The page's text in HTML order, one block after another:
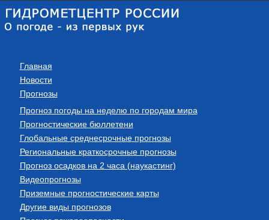
Главная
Новости
Прогнозы
Прогноз погоды на неделю по городам мира
Прогностические бюллетени
Глобальные среднесрочные прогнозы
Региональные краткосрочные прогнозы
Прогноз осадков на 2 часа (наукастинг)
Видеопрогнозы
Приземные прогностические карты
Другие виды прогнозов